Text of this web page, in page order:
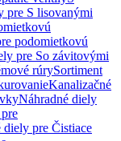
pre S lisovanými
podomietkovú
pre So závitovými
rúrySortiment
Kanalizačné
Náhradné diely
diely pre Čistiace